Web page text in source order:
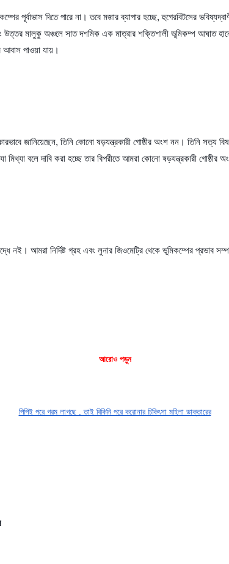
পূর্বাভাস দিতে পারে না। তবে মজার ব্যাপার হচ্ছে, হুগেরবিটসের
উত্তর মালুকু অঞ্চলে সাত দশমিক এক মাত্রার শক্তিশালী ভূমিকম্প আঘাত
পাওয়া যায়।
জানিয়েছেন, তিনি কোনো ষড়যন্ত্রকারী গোষ্ঠীর অংশ নন। তিনি সত্য
মিথ্যা বলে দাবি করা হচ্ছে তার বিপরীতে আমরা কোনো ষড়যন্ত্রকারী গোষ্ঠীর
নই। আমরা নির্দিষ্ট গ্রহ এবং লুনার জিওমেট্রি থেকে ভূমিকম্পের প্রভাব
আরোও পড়ুন
পিপিই পরে গরম লাগছে , তাই বিকিনি পরে করােনার চিকিৎসা মহিলা ডাক্তারের